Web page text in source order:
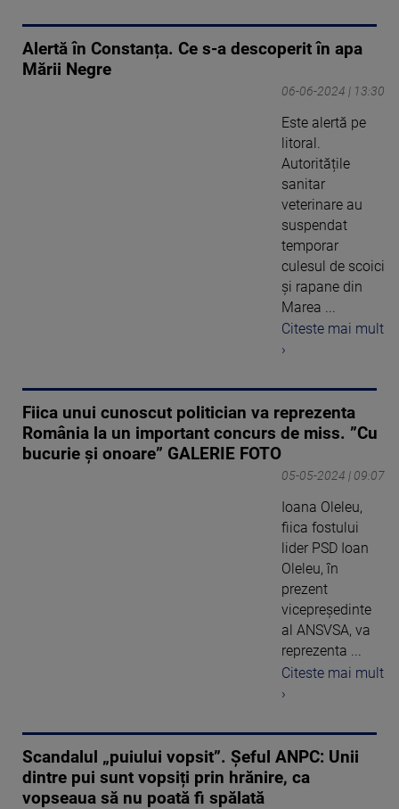
Alertă în Constanța. Ce s-a descoperit în apa
Mării Negre
06-06-2024 | 13:30
Este alertă pe
litoral.
Autoritățile
sanitar
veterinare au
suspendat
temporar
culesul de scoici
și rapane din
Marea ...
Citeste mai mult
›
Fiica unui cunoscut politician va reprezenta
România la un important concurs de miss. ”Cu
bucurie și onoare” GALERIE FOTO
05-05-2024 | 09:07
Ioana Oleleu,
fiica fostului
lider PSD Ioan
Oleleu, în
prezent
vicepreședinte
al ANSVSA, va
reprezenta ...
Citeste mai mult
›
Scandalul „puiului vopsit”. Șeful ANPC: Unii
dintre pui sunt vopsiți prin hrănire, ca
vopseaua să nu poată fi spălată